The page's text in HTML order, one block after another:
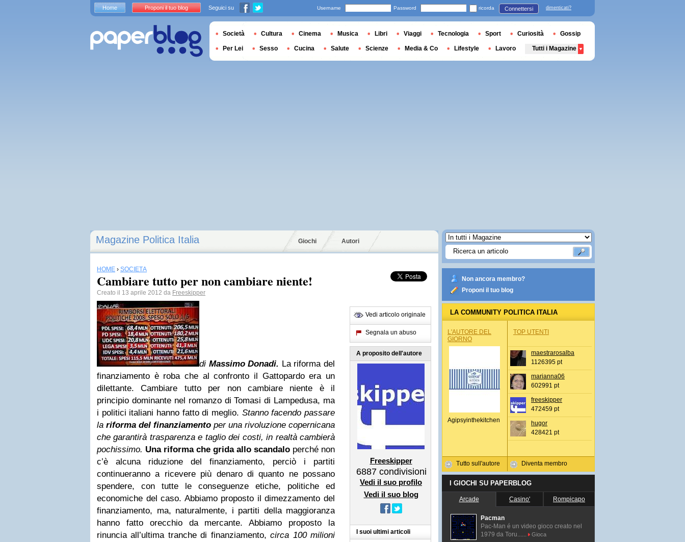
Magazine Politica Italia Giochi Autori
HOME › SOCIETÀ
Cambiare tutto per non cambiare niente!
Creato il 13 aprile 2012 da Freeskipper
di Massimo Donadi. La riforma del
finanziamento è roba che al confronto il Gattopardo era un
dilettante. Cambiare tutto per non cambiare niente è il
principio dominante nel romanzo di Tomasi di Lampedusa, ma
i politici italiani hanno fatto di meglio. Stanno facendo passare
la riforma del finanziamento per una rivoluzione copernicana
che garantirà trasparenza e taglio dei costi, in realtà cambierà
pochissimo. Una riforma che grida allo scandalo perché non
c’è alcuna riduzione del finanziamento, perciò i partiti
continueranno a ricevere più denaro di quanto ne possano
spendere, con tutte le conseguenze etiche, politiche ed
economiche del caso. Abbiamo proposto il dimezzamento del
finanziamento, ma, naturalmente, i partiti della maggioranza
hanno fatto orecchio da mercante. Abbiamo proposto la
rinuncia all’ultima tranche di finanziamento,circa 100 milioni
Vedi articolo originale
Segnala un abuso
A proposito dell'autore
Freeskipper
6887 condivisioni
Vedi il suo profilo
Vedi il suo blog
I suoi ultimi articoli
Non ancora membro?
Proponi il tuo blog
LA COMMUNITY POLITICA ITALIA
L'AUTORE DEL
GIORNO
Agipsyinthekitchen
Tutto sull'autore
TOP UTENTI
maestrarosalba
1126395 pt
marianna06
602991 pt
freeskipper
472459 pt
hugor
428421 pt
Diventa membro
I GIOCHI SU PAPERBLOG
Arcade Casino' Rompicapo
Pacman
Pac-Man é un video gioco creato nel
1979 da Toru......
Gioca
Home Proponi il tuo blog Seguici su Username Password ricorda Connettersi dimenticati?
Società Cultura Cinema Musica Libri Viaggi Tecnologia Sport Curiosità Gossip
Per Lei Sesso Cucina Salute Scienze Media & Co Lifestyle Lavoro Tutti i Magazine